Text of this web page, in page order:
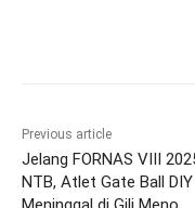
Previous article
Jelang FORNAS VIII
NTB, Atlet Gate Ball DIY